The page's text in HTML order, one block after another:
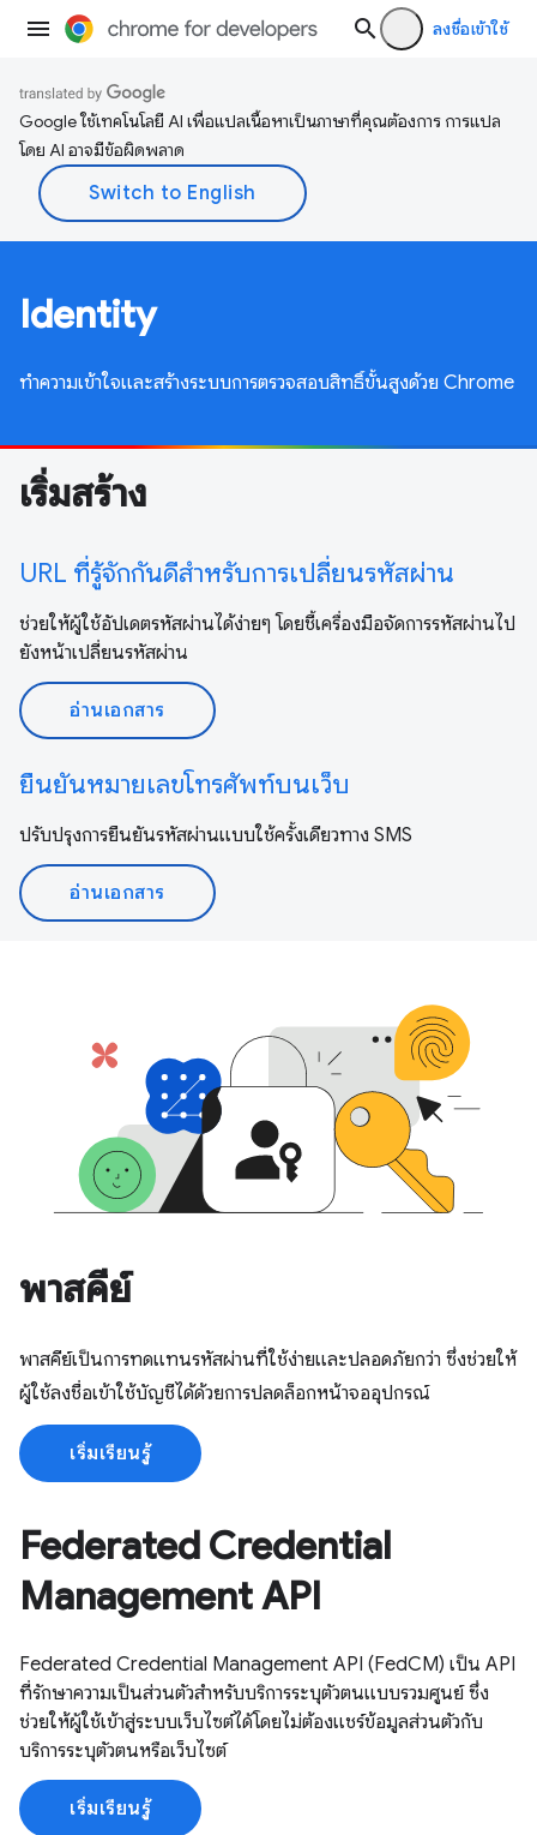
ลงชื่อเข้าใช้
Google ใช้เทคโนโลยี AI เพื่อแปลเนื้อหาเป็นภาษาที่คุณต้องการ การแปล
โดย AI อาจมีข้อผิดพลาด
Identity
ทำความเข้าใจและสร้างระบบการตรวจสอบสิทธิ์ขั้นสูงด้วย Chrome
เริ่มสร้าง
URL ที่รู้จักกันดีสำหรับการเปลี่ยนรหัสผ่าน
ช่วยให้ผู้ใช้อัปเดตรหัสผ่านได้ง่ายๆ โดยชี้เครื่องมือจัดการรหัสผ่านไป
ยังหน้าเปลี่ยนรหัสผ่าน
อ่านเอกสาร
ยืนยันหมายเลขโทรศัพท์บนเว็บ
ปรับปรุงการยืนยันรหัสผ่านแบบใช้ครั้งเดียวทาง SMS
อ่านเอกสาร
พาสคีย์
พาสคีย์เป็นการทดแทนรหัสผ่านที่ใช้ง่ายและปลอดภัยกว่า ซึ่งช่วยให้
ผู้ใช้ลงชื่อเข้าใช้บัญชีได้ด้วยการปลดล็อกหน้าจออุปกรณ์
เริ่มเรียนรู้
Federated Credential
Management API
Federated Credential Management API (FedCM) เป็น API
ที่รักษาความเป็นส่วนตัวสำหรับบริการระบุตัวตนแบบรวมศูนย์ ซึ่ง
ช่วยให้ผู้ใช้เข้าสู่ระบบเว็บไซต์ได้โดยไม่ต้องแชร์ข้อมูลส่วนตัวกับ
บริการระบุตัวตนหรือเว็บไซต์
เริ่มเรียนรู้